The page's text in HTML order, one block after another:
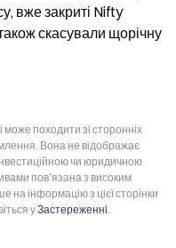
вже закриті Nifty
скасували щорічну
походити зі сторонніх
Вона не відображає
чи юридичною
пов’язана з високим
на інформацію з цієї сторінки
уЗастереженні